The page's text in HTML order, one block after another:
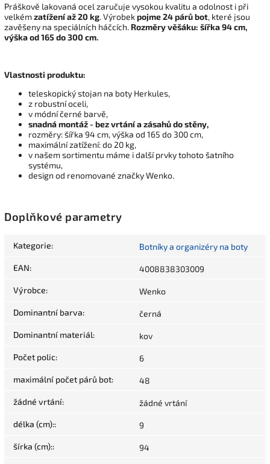
Práškově lakovaná ocel zaručuje vysokou kvalitu a odolnost i při
velkémzatížení až 20 kg. Výrobekpojme 24 párů bot, které jsou
zavěšeny na speciálních háčcích. Rozměry věšáku: šířka 94 cm,
výška od 165 do 300 cm.
Vlastnosti produktu:
teleskopický stojan na boty Herkules,
z robustní oceli,
v módní černé barvě,
snadná montáž - bez vrtání a zásahů do stěny,
rozměry: šířka 94 cm, výška od 165 do 300 cm,
maximální zatížení: do 20 kg,
v našem sortimentu máme i další prvky tohoto šatního
systému,
design od renomované značky Wenko.
Doplňkové parametry
Kategorie: Botníky a organizéry na boty
EAN: 4008838303009
Výrobce: Wenko
Dominantní barva: černá
Dominantní materiál: kov
Počet polic: 6
maximální počet párů bot: 48
žádné vrtání: žádné vrtání
délka (cm):: 9
šírka (cm):: 94